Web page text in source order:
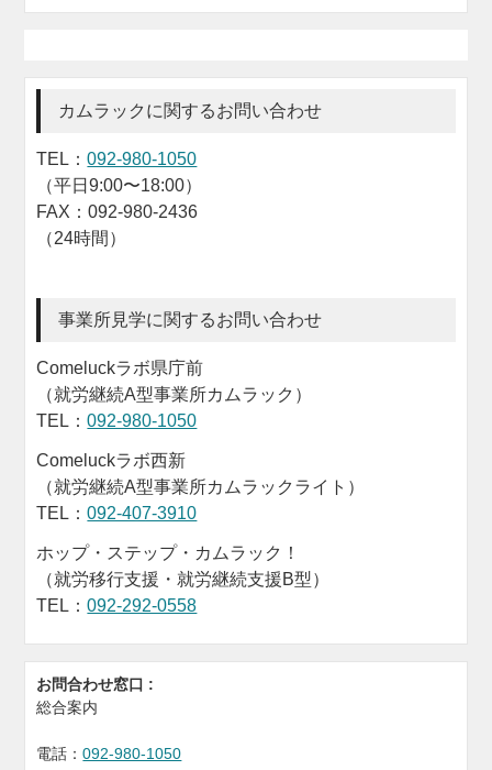
カムラックに関するお問い合わせ
TEL：092-980-1050
（平日9:00〜18:00）
FAX：092-980-2436
（24時間）
事業所見学に関するお問い合わせ
Comeluckラボ県庁前
（就労継続A型事業所カムラック）
TEL：092-980-1050
Comeluckラボ西新
（就労継続A型事業所カムラックライト）
TEL：092-407-3910
ホップ・ステップ・カムラック！
（就労移行支援・就労継続支援B型）
TEL：092-292-0558
お問合わせ窓口 :
総合案内
電話：092-980-1050